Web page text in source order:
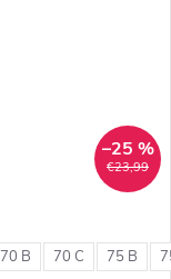
€23,99
–25 %
70 B 70 C 75 B